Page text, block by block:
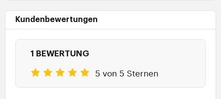
Kundenbewertungen
1 BEWERTUNG
5 von 5 Sternen